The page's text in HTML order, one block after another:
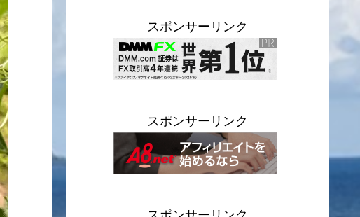
スポンサーリンク
スポンサーリンク